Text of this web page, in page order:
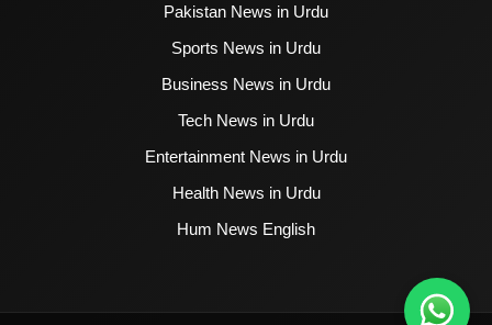
Pakistan News in Urdu
Sports News in Urdu
Business News in Urdu
Tech News in Urdu
Entertainment News in Urdu
Health News in Urdu
Hum News English